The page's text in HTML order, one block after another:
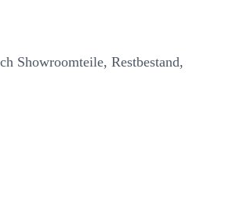
Showroomteile, Restbestand,